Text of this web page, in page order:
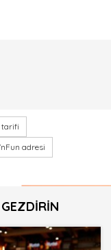
tarifi
adresi